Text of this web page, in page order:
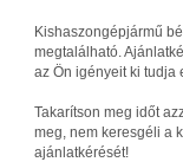
Kishaszongépjármű
megtalálható.
az Ön igényeit ki tudja
Takarítson meg időt
meg, nem keresgéli a
ajánlatkérését!